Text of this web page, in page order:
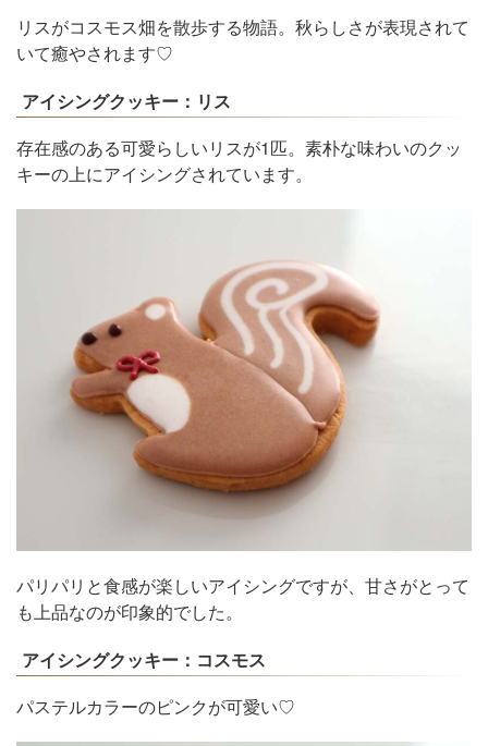
リスがコスモス畑を散歩する物語。秋らしさが表現されて
いて癒やされます♡
アイシングクッキー：リス
存在感のある可愛らしいリスが1匹。素朴な味わいのクッ
キーの上にアイシングされています。
パリパリと食感が楽しいアイシングですが、甘さがとって
も上品なのが印象的でした。
アイシングクッキー：コスモス
パステルカラーのピンクが可愛い♡